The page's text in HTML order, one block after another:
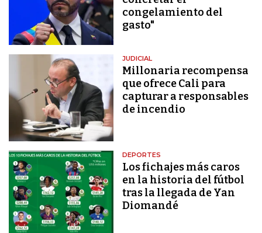
congelamiento del
gasto"
JUDICIAL
Millonaria recompensa
que ofrece Cali para
capturar a responsables
de incendio
DEPORTES
Los fichajes más caros
en la historia del fútbol
tras la llegada de Yan
Diomandé